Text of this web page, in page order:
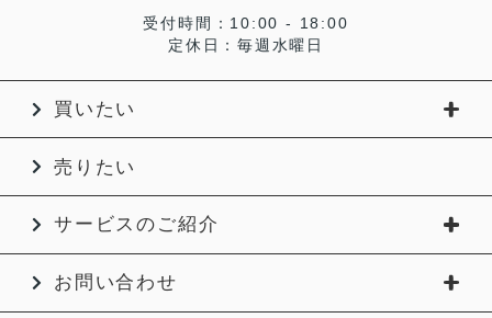
受付時間：10:00 - 18:00
定休日：毎週水曜日
買いたい
売りたい
サービスのご紹介
お問い合わせ